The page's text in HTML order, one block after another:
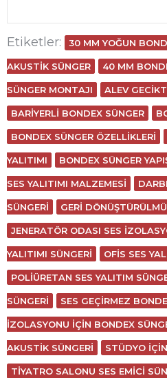
Etiketler: 30 MM YOĞUN
AKUSTIK SÜNGER 40 MM
SÜNGER MONTAJI ALEV
BARIYERLI BONDEX SÜNGER
BONDEX SÜNGER ÖZELLIKLERI
YALITIMI BONDEX SÜNGER
SES YALITIMI MALZEMESI
SÜNGERI GERI
JENERATÖR ODASI SES
YALITIMI SÜNGERI OFIS SES
POLIÜRETAN SES YALITIM
SÜNGERI SES GEÇIRMEZ
IZOLASYONU IÇIN BONDEX
AKUSTIK SÜNGERI STÜDYO
TIYATRO SALONU SES EMICI